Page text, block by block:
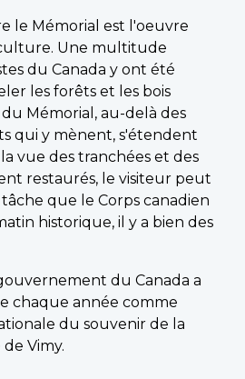
le Mémorial est l'oeuvre
Une multitude
du Canada y ont été
les forêts et les bois
Mémorial, au-delà des
qui y mènent, s'étendent
la vue des tranchées et des
restaurés, le visiteur peut
que le Corps canadien
historique, il y a bien des
du Canada a
chaque année comme
du souvenir de la
Vimy.